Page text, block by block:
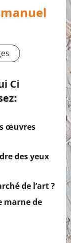
Ci
œuvres
des yeux
de l’art ?
marne de